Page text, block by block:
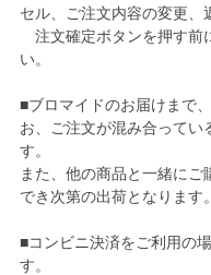
セル、ご注文内容の変更、
注文確定ボタンを押す前
い。
■ブロマイドのお届けまで
お、ご注文が混み合ってい
す。
また、他の商品と一緒に
でき次第の出荷となります
■コンビニ決済をご利用の
す。